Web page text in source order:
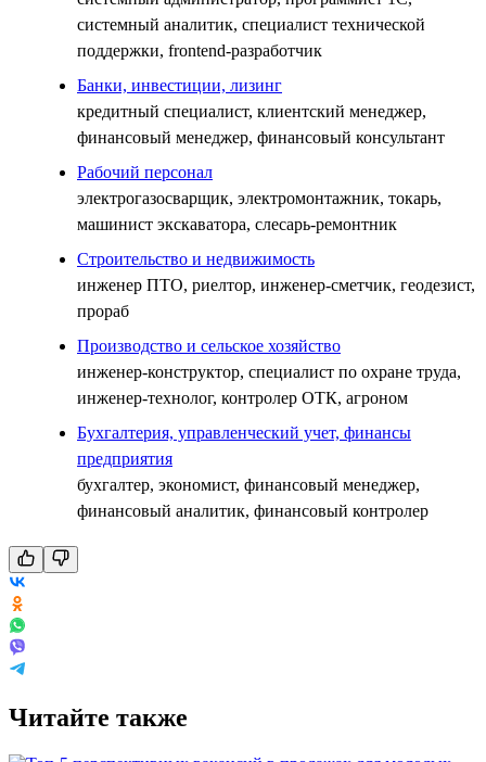
системный аналитик, специалист технической
поддержки, frontend-разработчик
Банки, инвестиции, лизинг
кредитный специалист, клиентский менеджер,
финансовый менеджер, финансовый консультант
Рабочий персонал
электрогазосварщик, электромонтажник, токарь,
машинист экскаватора, слесарь-ремонтник
Строительство и недвижимость
инженер ПТО, риелтор, инженер-сметчик, геодезист,
прораб
Производство и сельское хозяйство
инженер-конструктор, специалист по охране труда,
инженер-технолог, контролер ОТК, агроном
Бухгалтерия, управленческий учет, финансы
предприятия
бухгалтер, экономист, финансовый менеджер,
финансовый аналитик, финансовый контролер
Читайте также